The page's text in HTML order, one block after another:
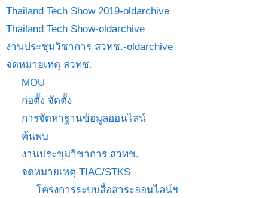
Thailand Tech Show 2019-oldarchive
Thailand Tech Show-oldarchive
งานประชุมวิชาการ สวทช.-oldarchive
จดหมายเหตุ สวทช.
MOU
ก่อตั้ง จัดตั้ง
การจัดหาฐานข้อมูลออนไลน์
ค้นพบ
งานประชุมวิชาการ สวทช.
จดหมายเหตุ TIAC/STKS
โครงการระบบสื่อสาระออนไลน์ฯ